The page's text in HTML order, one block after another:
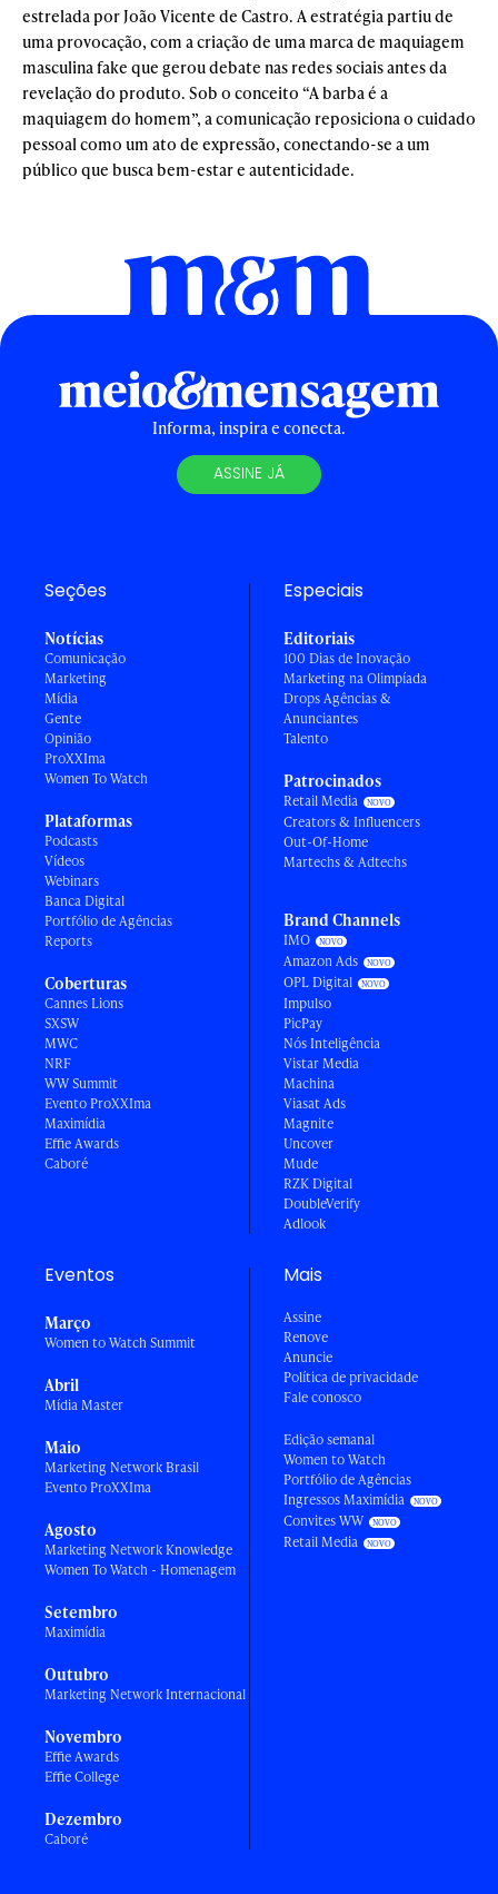
estrelada por João Vicente de Castro. A estratégia partiu de
uma provocação, com a criação de uma marca de maquiagem
masculina fake que gerou debate nas redes sociais antes da
revelação do produto. Sob o conceito “A barba é a
maquiagem do homem”, a comunicação reposiciona o cuidado
pessoal como um ato de expressão, conectando-se a um
público que busca bem-estar e autenticidade.
Informa, inspira e conecta.
ASSINE JÁ
Seções
Notícias
Comunicação
Marketing
Mídia
Gente
Opinião
ProXXIma
Women To Watch
Plataformas
Podcasts
Vídeos
Webinars
Banca Digital
Portfólio de Agências
Reports
Coberturas
Cannes Lions
SXSW
MWC
NRF
WW Summit
Evento ProXXIma
Maximídia
Effie Awards
Caboré
Especiais
Editoriais
100 Dias de Inovação
Marketing na Olimpíada
Drops Agências &
Anunciantes
Talento
Patrocinados
Retail Media
Creators & Influencers
Out-Of-Home
Martechs & Adtechs
Brand Channels
IMO
Amazon Ads
OPL Digital
Impulso
PicPay
Nós Inteligência
Vistar Media
Machina
Viasat Ads
Magnite
Uncover
Mude
RZK Digital
DoubleVerify
Adlook
Eventos
Março
Women to Watch Summit
Abril
Mídia Master
Maio
Marketing Network Brasil
Evento ProXXIma
Agosto
Marketing Network Knowledge
Women To Watch - Homenagem
Setembro
Maximídia
Outubro
Marketing Network Internacional
Novembro
Effie Awards
Effie College
Dezembro
Caboré
Mais
Assine
Renove
Anuncie
Política de privacidade
Fale conosco
Edição semanal
Women to Watch
Portfólio de Agências
Ingressos Maximídia
Convites WW
Retail Media